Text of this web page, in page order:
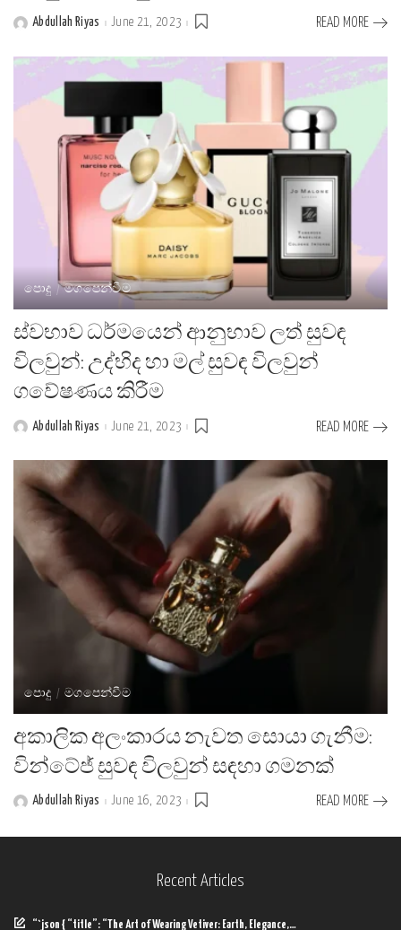
PostedAbdullah Riyas June 21, 2023 READ MORE
පොදු මගපෙන්වීම
ස්වභාව ධර්මයෙන් ආනුභාව ලත් සුවඳ
විලවුන්: උද්භිද හා මල් සුවඳ විලවුන්
ගවේෂණය කිරීම
PostedAbdullah Riyas June 21, 2023 READ MORE
පොදු මගපෙන්වීම
අකාලික අලංකාරය නැවත සොයා ගැනීම:
වින්ටේජ් සුවඳ විලවුන් සඳහා ගමනක්
PostedAbdullah Riyas June 16, 2023 READ MORE
Recent Articles
“`json { “title”: “The Art of Wearing Vetiver: Earth, Elegance,…